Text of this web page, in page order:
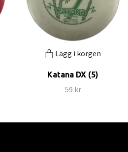
Lägg i korgen
Katana DX (5)
59 kr